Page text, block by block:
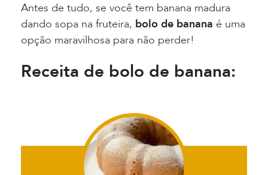
Antes de tudo, se você tem banana madura
dando sopa na fruteira, bolo de banana é uma
opção maravilhosa para não perder!
Receita de bolo de banana: